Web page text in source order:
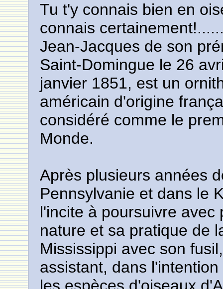
Tu t'y connais bien en
connais
Jean-Jacques de son
Saint-Domingue le 26
janvier 1851, est un
américain d'origine
considéré comme le
Monde.
Après plusieurs années
Pennsylvanie et dans le
l'incite à poursuivre
nature et sa pratique de
Mississippi avec son
assistant, dans